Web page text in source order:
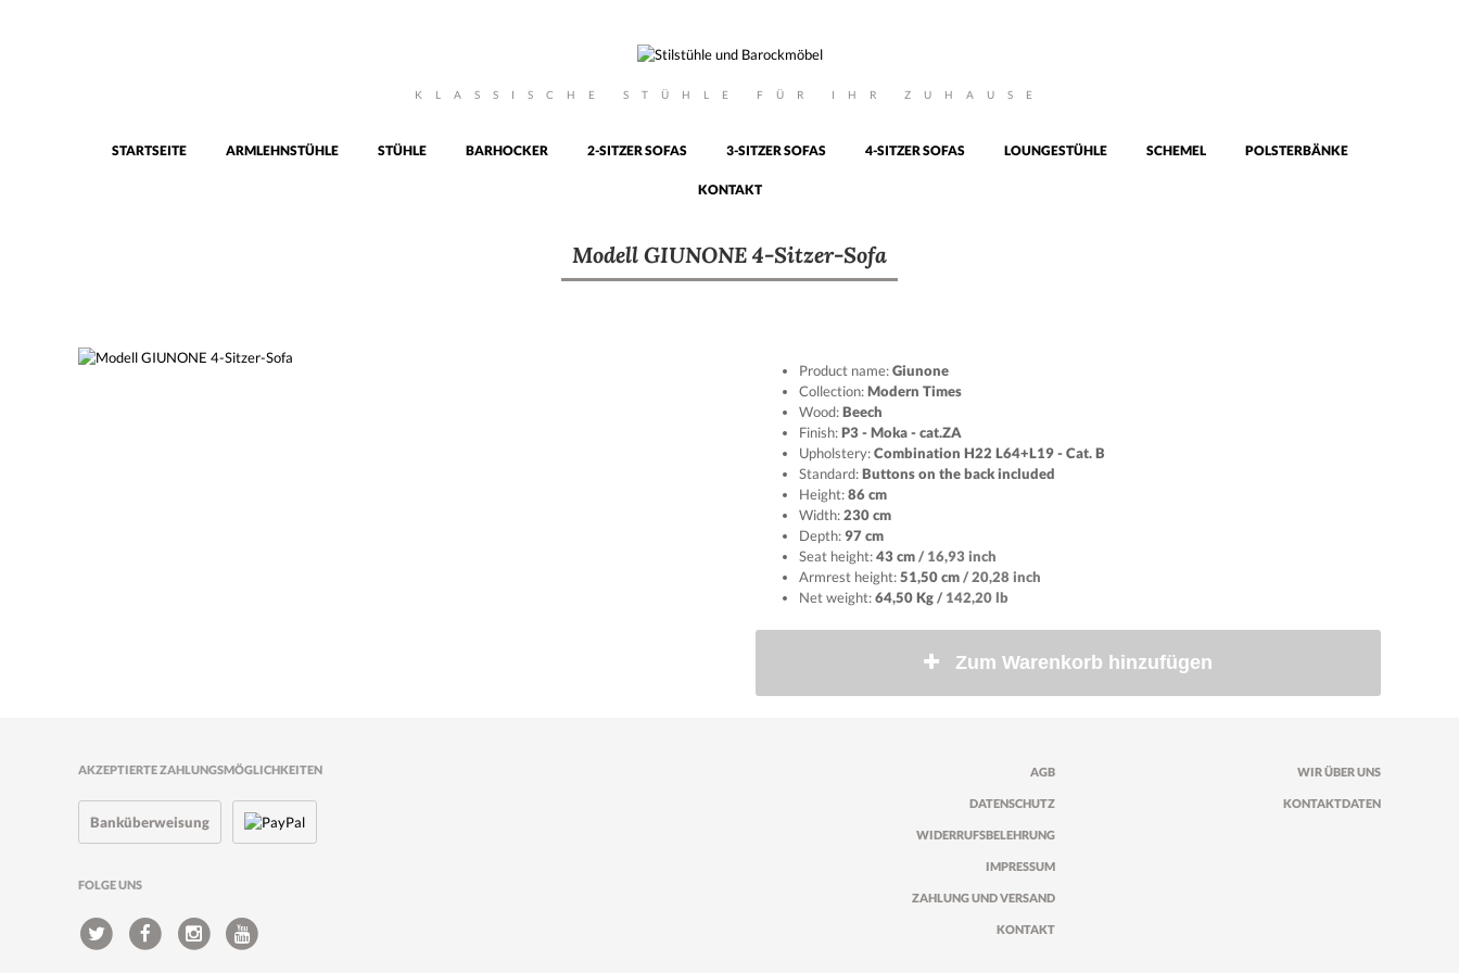
KLASSISCHE STÜHLE FÜR IHR ZUHAUSE
STARTSEITE ARMLEHNSTÜHLE STÜHLE BARHOCKER 2-SITZER SOFAS 3-SITZER SOFAS 4-SITZER SOFAS LOUNGESTÜHLE SCHEMEL POLSTERBÄNKE
KONTAKT
Modell GIUNONE 4-Sitzer-Sofa
Product name:Giunone
Collection:Modern Times
Wood:Beech
Finish:P3 - Moka - cat.ZA
Upholstery:Combination H22 L64+L19 - Cat. B
Standard:Buttons on the back included
Height:86 cm
Width:230 cm
Depth:97 cm
Seat height:43 cm/ 16,93 inch
Armrest height:51,50 cm/ 20,28 inch
Net weight:64,50 Kg/ 142,20 lb
Zum Warenkorb hinzufügen
AKZEPTIERTE ZAHLUNGSMÖGLICHKEITEN
Banküberweisung
FOLGE UNS
AGB
DATENSCHUTZ
WIDERRUFSBELEHRUNG
IMPRESSUM
ZAHLUNG UND VERSAND
KONTAKT
WIR ÜBER UNS
KONTAKTDATEN